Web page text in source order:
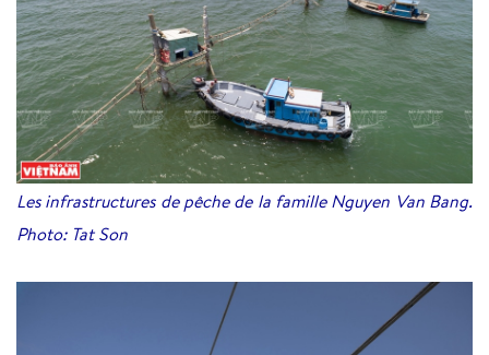
Les infrastructures de pêche de la famille Nguyen Van Bang.
Photo: Tat Son